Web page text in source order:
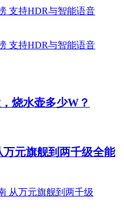
烧水壶多少W？
元旗舰到两千级全能